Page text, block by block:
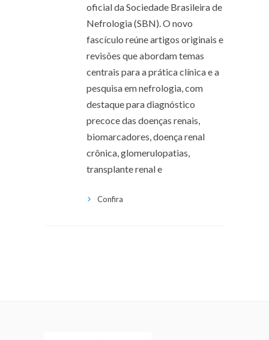
oficial da Sociedade Brasileira de
Nefrologia (SBN). O novo
fascículo reúne artigos originais e
revisões que abordam temas
centrais para a prática clínica e a
pesquisa em nefrologia, com
destaque para diagnóstico
precoce das doenças renais,
biomarcadores, doença renal
crônica, glomerulopatias,
transplante renal e
Confira